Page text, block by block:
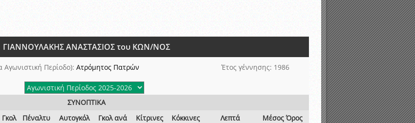
εξετάσεων και αγωνιστικών δοκιμασιών διαιτητών και παρατηρητών ΕΠΣΑ
2015-2016
ΓΙΑΝΝΟΥΛΑΚΗΣ ΑΝΑΣΤΑΣΙΟΣ του ΚΩΝ/ΝΟΣ
Περίοδο): Ατρόμητος Πατρών Έτος γέννησης: 1986
ΣΥΝΟΠΤΙΚΑ
Γκολ Πέναλτυ Αυτογκόλ
Γκολ ανά
Κίτρινες Κόκκινες
Λεπτά
Μέσος Όρος